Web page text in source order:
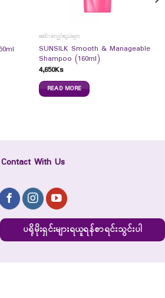
ခေါင်းလျှော်ရည်များ
SUNSILK Smooth & Manageable
Shampoo (160ml)
4,650Ks
READ MORE
Contact With Us
ပရိုမိုးရှင်းများရယူရန်စာရင်းသွင်းပါ